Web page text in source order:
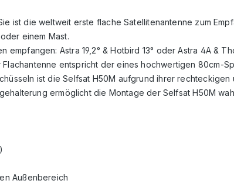
ist die weltweit erste flache Satellitenantenne zum
einem Mast.
Astra 19,2° & Hotbird 13° oder Astra 4A &
entspricht der eines hochwertigen 80cm-
ist die Selfsat H50M aufgrund ihrer
ermöglicht die Montage der Selfsat H50M
Außenbereich